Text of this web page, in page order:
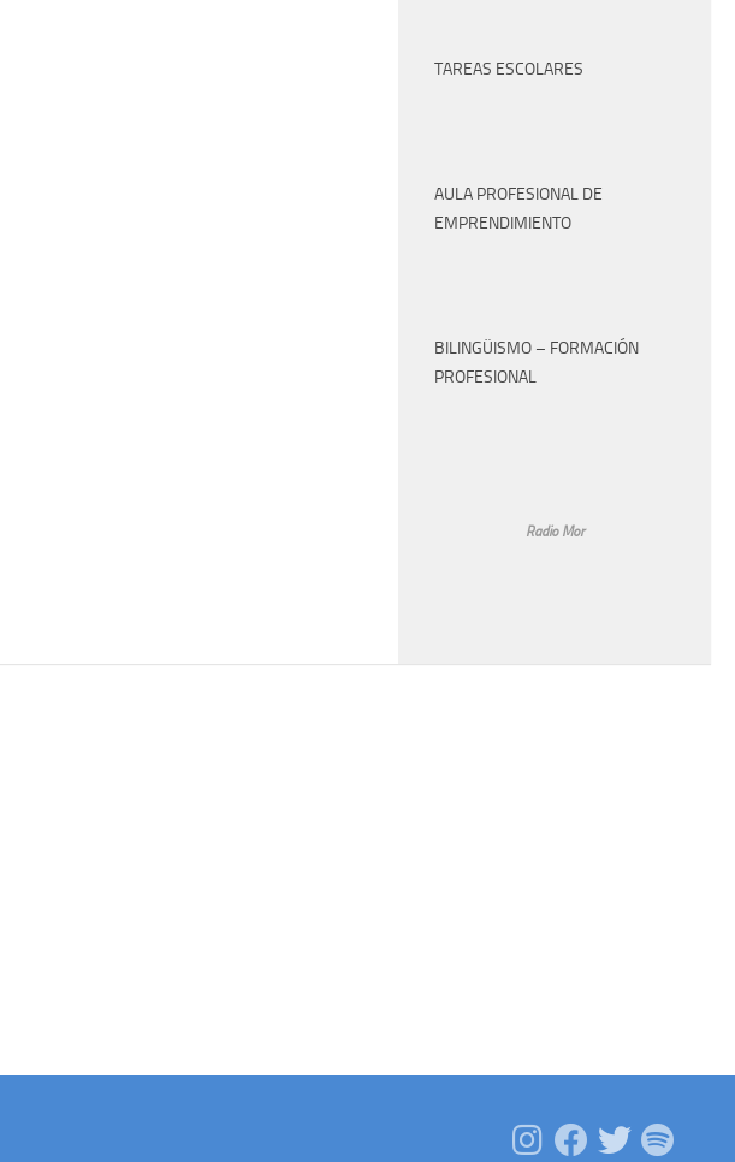
TAREAS ESCOLARES
AULA PROFESIONAL DE
EMPRENDIMIENTO
BILINGÜISMO – FORMACIÓN
PROFESIONAL
Radio Mor